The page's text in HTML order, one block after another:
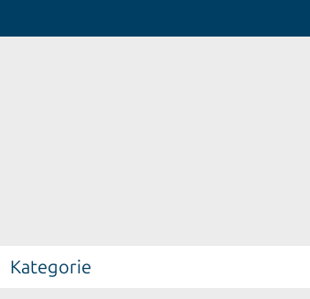
Kategorie